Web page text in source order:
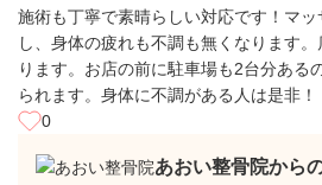
施術も丁寧で素晴らしい対応です！マ
し、身体の疲れも不調も無くなります
ります。お店の前に駐車場も2台分ある
られます。身体に不調がある人は是非！
0
あおい整骨院から